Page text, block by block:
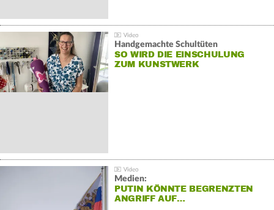
Handgemachte Schultüten
SO WIRD DIE EINSCHULUNG
ZUM KUNSTWERK
Medien:
PUTIN KÖNNTE BEGRENZTEN
ANGRIFF AUF…